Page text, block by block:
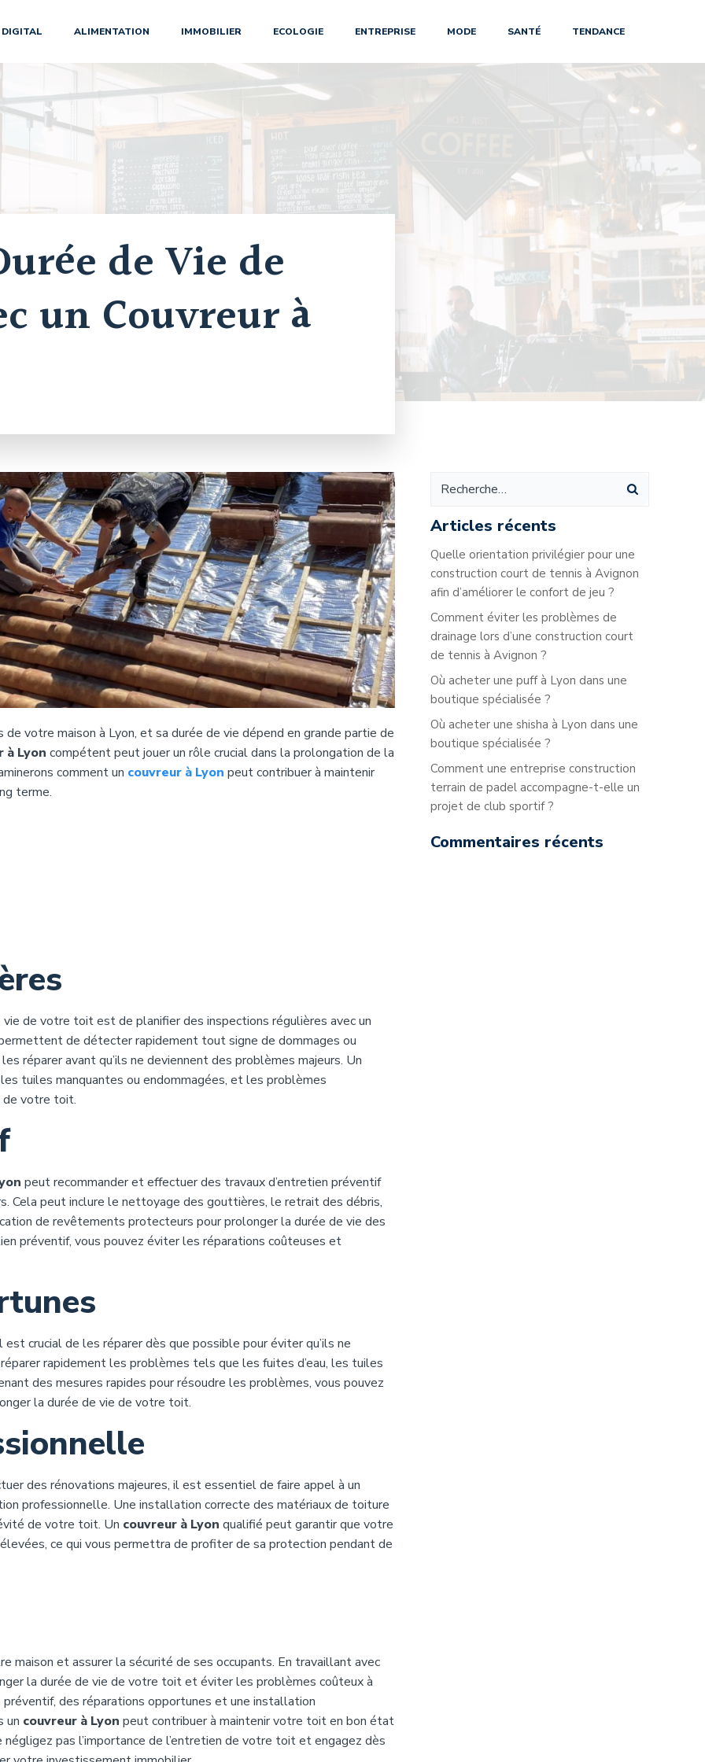
DIGITAL ALIMENTATION IMMOBILIER ECOLOGIE ENTREPRISE MODE SANTÉ TENDANCE
de Vie de
un Couvreur à
votre maison à Lyon, et sa durée de vie dépend en grande partie de
à Lyon compétent peut jouer un rôle crucial dans la prolongation de la
comment un couvreur à Lyon peut contribuer à maintenir
terme.
de votre toit est de planifier des inspections régulières avec un
de détecter rapidement tout signe de dommages ou
réparer avant qu’ils ne deviennent des problèmes majeurs. Un
tuiles manquantes ou endommagées, et les problèmes
de votre toit.
peut recommander et effectuer des travaux d’entretien préventif
Cela peut inclure le nettoyage des gouttières, le retrait des débris,
de revêtements protecteurs pour prolonger la durée de vie des
préventif, vous pouvez éviter les réparations coûteuses et
crucial de les réparer dès que possible pour éviter qu’ils ne
rapidement les problèmes tels que les fuites d’eau, les tuiles
des mesures rapides pour résoudre les problèmes, vous pouvez
la durée de vie de votre toit.
des rénovations majeures, il est essentiel de faire appel à un
professionnelle. Une installation correcte des matériaux de toiture
de votre toit. Un couvreur à Lyon qualifié peut garantir que votre
ce qui vous permettra de profiter de sa protection pendant de
et assurer la sécurité de ses occupants. En travaillant avec
la durée de vie de votre toit et éviter les problèmes coûteux à
des réparations opportunes et une installation
un couvreur à Lyon peut contribuer à maintenir votre toit en bon état
pas l’importance de l’entretien de votre toit et engagez dès
Articles récents
Quelle orientation privilégier pour une
construction court de tennis à Avignon
afin d’améliorer le confort de jeu ?
Comment éviter les problèmes de
drainage lors d’une construction court
de tennis à Avignon ?
Où acheter une puff à Lyon dans une
boutique spécialisée ?
Où acheter une shisha à Lyon dans une
boutique spécialisée ?
Comment une entreprise construction
terrain de padel accompagne-t-elle un
projet de club sportif ?
Commentaires récents